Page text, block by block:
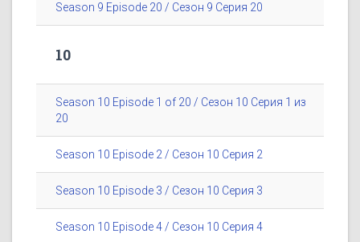
Season 9 Episode 20 / Сезон 9 Серия 20
10
Season 10 Episode 1 of 20 / Сезон 10 Серия 1 из
20
Season 10 Episode 2 / Сезон 10 Серия 2
Season 10 Episode 3 / Сезон 10 Серия 3
Season 10 Episode 4 / Сезон 10 Серия 4